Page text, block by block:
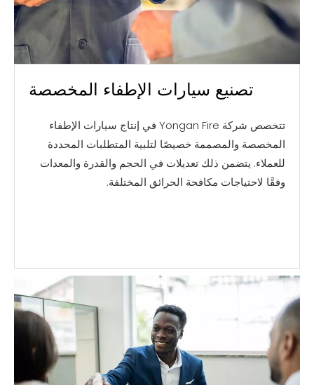
تصنيع سيارات الإطفاء المخصصة
تتخصص شركة Yongan Fire في إنتاج سيارات الإطفاء
المخصصة والمصممة خصيصًا لتلبية المتطلبات المحددة
للعملاء. يتضمن ذلك تعديلات في الحجم والقدرة والمعدات
وفقًا لاحتياجات مكافحة الحرائق المختلفة.